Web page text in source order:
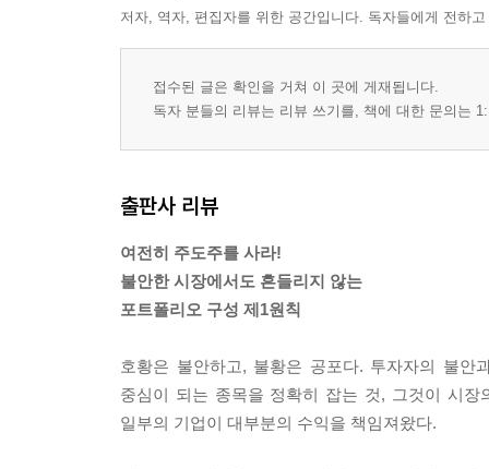
저자, 역자, 편집자를 위한 공간입니다. 독자들에게 전하
접수된 글은 확인을 거쳐 이 곳에 게재됩니다.
독자 분들의 리뷰는 리뷰 쓰기를, 책에 대한 문의는
출판사 리뷰
여전히 주도주를 사라!
불안한 시장에서도 흔들리지 않는
포트폴리오 구성 제1원칙
호황은 불안하고, 불황은 공포다. 투자자의 불
중심이 되는 종목을 정확히 잡는 것, 그것이 시
일부의 기업이 대부분의 수익을 책임져왔다.